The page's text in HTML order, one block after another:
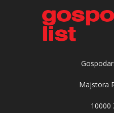
Majstora
10000